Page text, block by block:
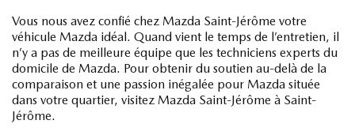
Vous nous avez confié chez Mazda Saint-Jérôme votre
véhicule Mazda idéal. Quand vient le temps de l’entretien, il
n’y a pas de meilleure équipe que les techniciens experts du
domicile de Mazda. Pour obtenir du soutien au-delà de la
comparaison et une passion inégalée pour Mazda située
dans votre quartier, visitez Mazda Saint-Jérôme à Saint-
Jérôme.